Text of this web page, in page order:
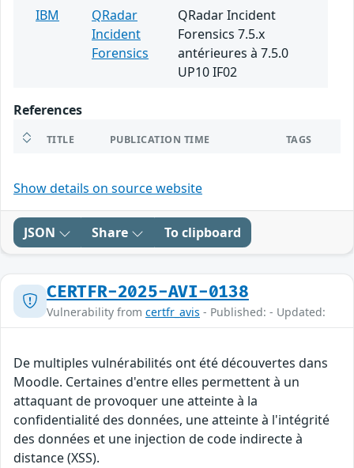
IBM
QRadar
Incident
Forensics
QRadar Incident
Forensics 7.5.x
antérieures à 7.5.0
UP10 IF02
References
TITLE PUBLICATION TIME TAGS
Show details on source website
JSON Share To clipboard
CERTFR-2025-AVI-0138
Vulnerability from certfr_avis - Published: - Updated:
De multiples vulnérabilités ont été découvertes dans
Moodle. Certaines d'entre elles permettent à un
attaquant de provoquer une atteinte à la
confidentialité des données, une atteinte à l'intégrité
des données et une injection de code indirecte à
distance (XSS).